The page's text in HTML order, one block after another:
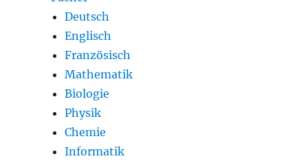
Deutsch
Englisch
Französisch
Mathematik
Biologie
Physik
Chemie
Informatik